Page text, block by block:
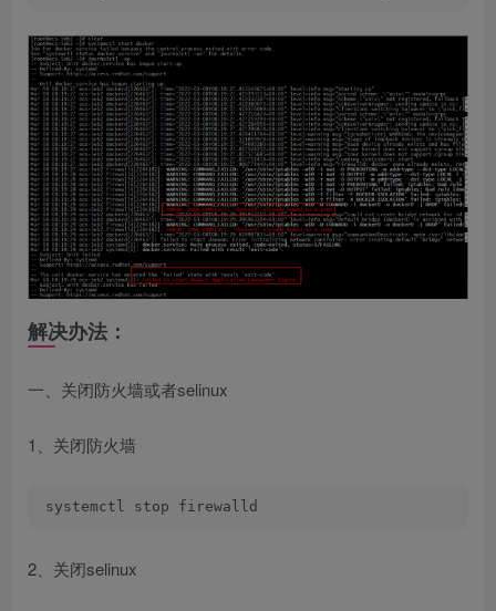
解决办法：
一、关闭防火墙或者selinux
1、关闭防火墙
systemctl stop firewalld
2、关闭selinux